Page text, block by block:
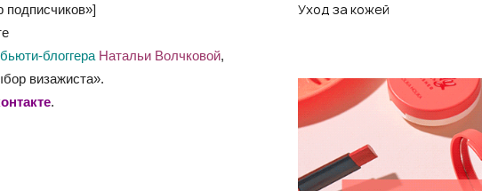
блоггера Натальи Волчковой,
визажиста».
.
Уход за кожей